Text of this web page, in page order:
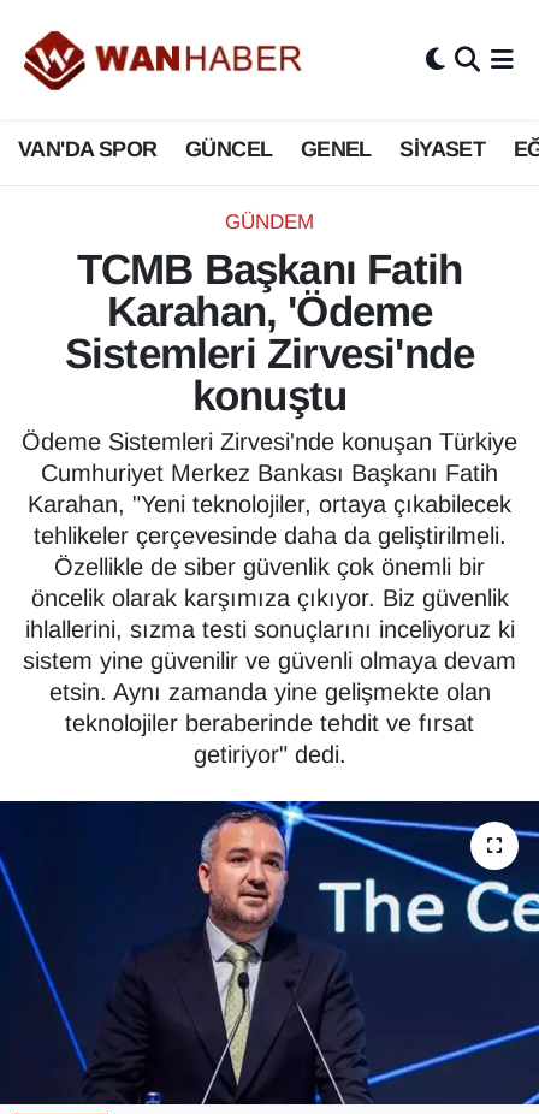
VAN'DA SPOR GÜNCEL GENEL SİYASET
GÜNDEM
TCMB Başkanı Fatih
Karahan, 'Ödeme
Sistemleri Zirvesi'nde
konuştu
Ödeme Sistemleri Zirvesi'nde konuşan Türkiye
Cumhuriyet Merkez Bankası Başkanı Fatih
Karahan, "Yeni teknolojiler, ortaya çıkabilecek
tehlikeler çerçevesinde daha da geliştirilmeli.
Özellikle de siber güvenlik çok önemli bir
öncelik olarak karşımıza çıkıyor. Biz güvenlik
ihlallerini, sızma testi sonuçlarını inceliyoruz ki
sistem yine güvenilir ve güvenli olmaya devam
etsin. Aynı zamanda yine gelişmekte olan
teknolojiler beraberinde tehdit ve fırsat
getiriyor" dedi.
3.SAYFA
ASAYİŞ
BİLİM VE TEKNOLOJİ
Biyografi
Bölge Haberleri
Deprem
Dernekler, Odalar
Diğer
DÜNYA
EĞİTİM
En çok konuşulanlar
GENEL
Güncel
Van Nöbetçi Eczaneler
Van Hava Durumu
Van Namaz Vakitleri
Van Trafik Yoğunluk Haritası
Süper Lig Puan Durumu ve Fikstür
Tüm Manşetler
Son Dakika Haberleri
Haber Arşivi